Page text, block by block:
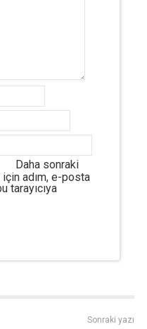
Daha sonraki
için adım, e-posta
tarayıcıya
Sonraki yazı